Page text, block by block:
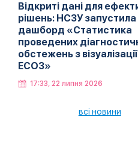
Відкриті дані для
рішень: НСЗУ запустила
дашборд «Статистика
проведених
обстежень з
ЕСОЗ»
17:33, 22 липня 2026
всі новини